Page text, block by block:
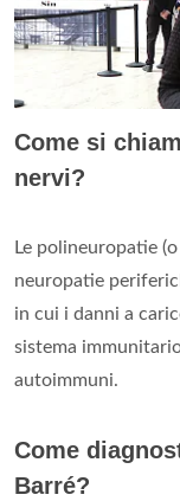
Come si
nervi?
Le polineuropatie
neuropatie
in cui i danni a
sistema
autoimmuni.
Come
Barré?